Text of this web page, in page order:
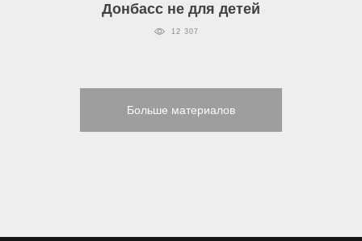
Донбасс не для детей
12 307
Больше материалов